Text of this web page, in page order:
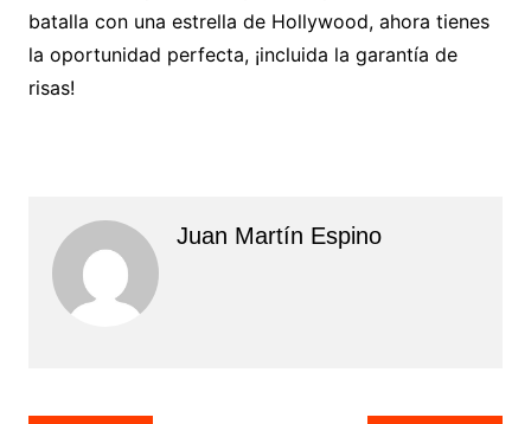
batalla con una estrella de Hollywood, ahora tienes
la oportunidad perfecta, ¡incluida la garantía de
risas!
Juan Martín Espino